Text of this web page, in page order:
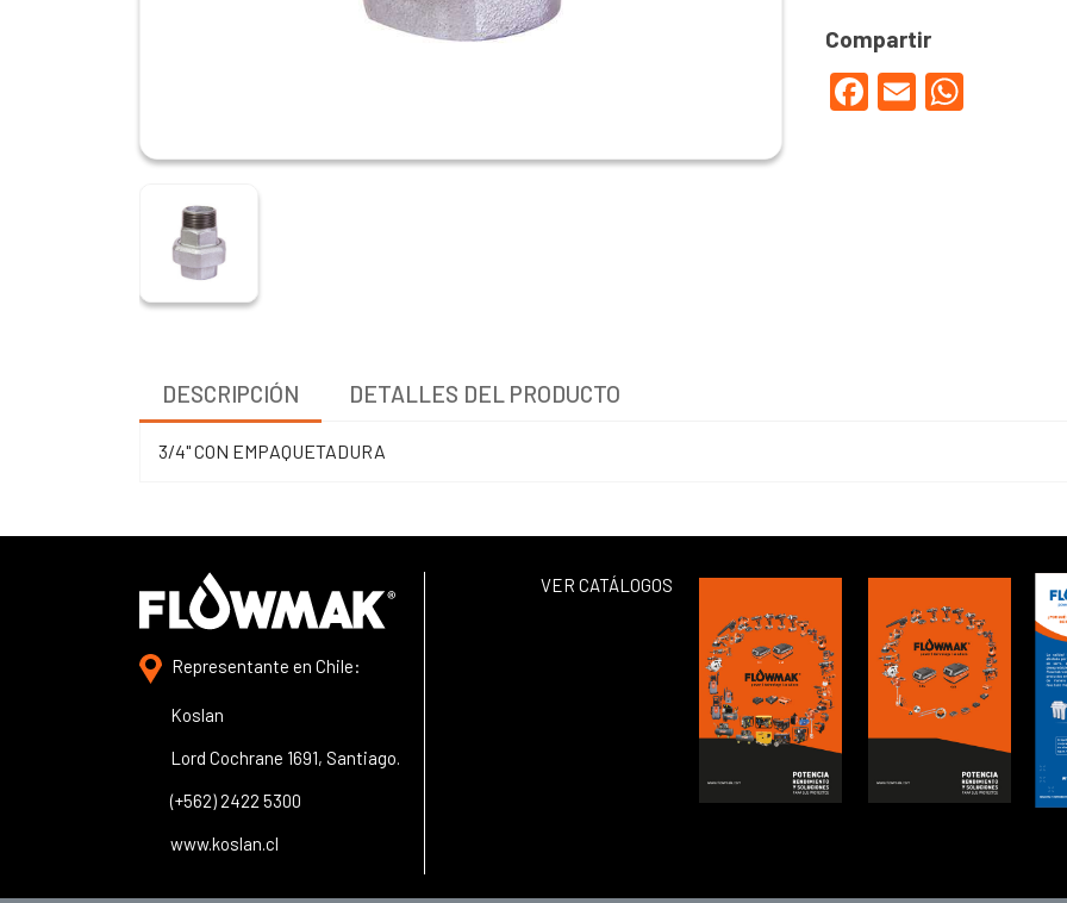
DESCRIPCIÓN DETALLES DEL PRODUCTO
3/4" CON EMPAQUETADURA
Representante en Chile:
Koslan
Lord Cochrane 1691, Santiago.
(+562) 2422 5300
www.koslan.cl
VER CATÁLOGOS